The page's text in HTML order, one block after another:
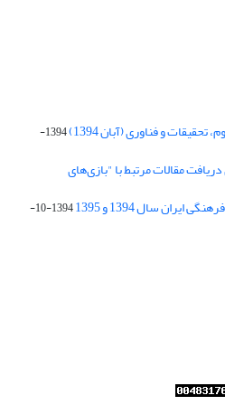
و فناوری (آبان 1394)
1394-
سال 1395 برای دریافت مقالات مرتبط با "بازی‌های
سال 1394 و 1395
1394-10-